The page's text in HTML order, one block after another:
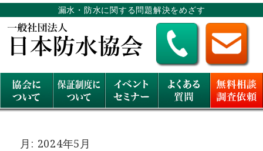
漏水・防水に関する問題解決をめざす
月: 2024年5月